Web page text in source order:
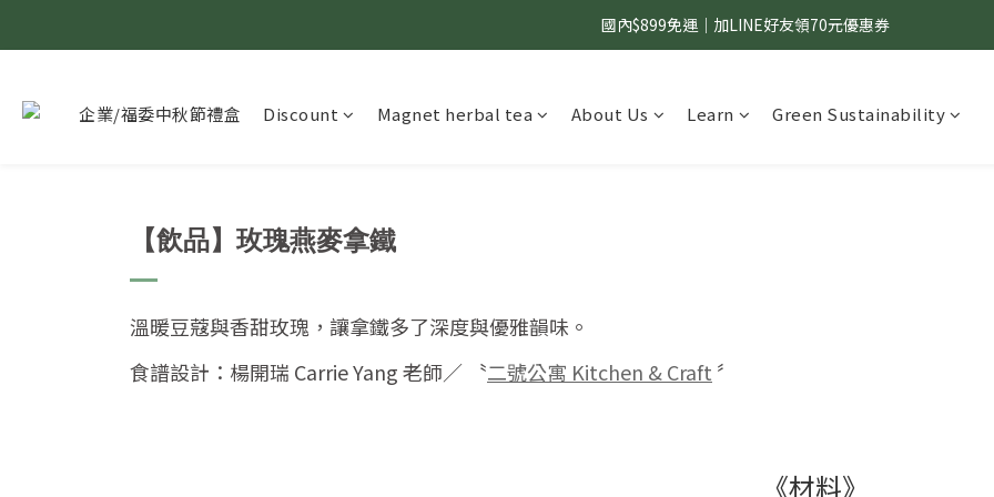
國內$899免運｜加LINE好友領70元優惠券
國內$899免運｜加LINE好友領70元優惠券
國內$899免運｜加LINE好友領70元優惠券
企業/福委中秋節禮盒 Discount Magnet herbal tea About Us Learn Green Sustainability
【飲品】玫瑰燕麥拿鐵
溫暖豆蔻與香甜玫瑰，讓拿鐵多了深度與優雅韻味。
食譜設計：楊開瑞 Carrie Yang 老師／ 〝二號公寓 Kitchen & Craft 〞
《材料》